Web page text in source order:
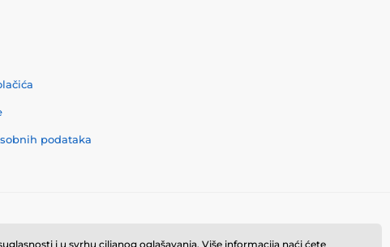
podataka
i u svrhu ciljanog oglašavanja. Više informacija naći ćete